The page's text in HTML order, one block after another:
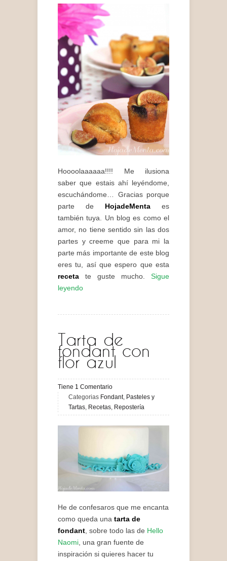
Hoooolaaaaaa!!!! Me ilusiona
saber que estais ahí leyéndome,
escuchándome… Gracias porque
parte de HojadeMenta es
también tuya. Un blog es como el
amor, no tiene sentido sin las dos
partes y creeme que para mi la
parte más importante de este blog
eres tu, así que espero que esta
receta te guste mucho. Sigue
leyendo
Tarta de
fondant con
flor azul
Tiene 1 Comentario
Categorias Fondant, Pasteles y
Tartas Recetas Repostería
He de confesaros que me encanta
como queda una tarta de
fondant, sobre todo las de Hello
Naomi, una gran fuente de
inspiración si quieres hacer tu